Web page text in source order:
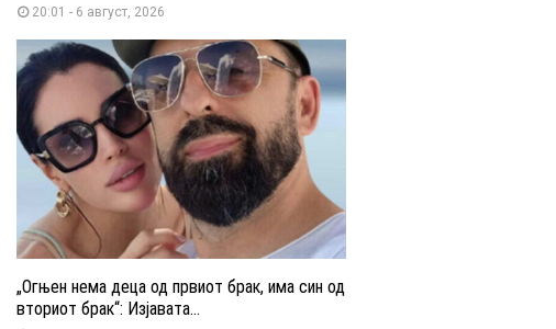
20:01 - 6 август, 2026
„Огњен нема деца од првиот брак, има син од
вториот брак“: Изјавата...